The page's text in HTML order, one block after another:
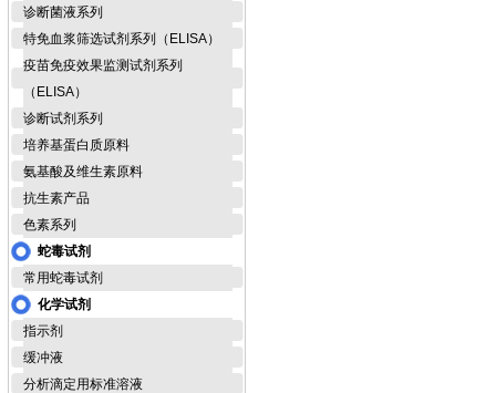
诊断菌液系列
特免血浆筛选试剂系列（ELISA）
疫苗免疫效果监测试剂系列
（ELISA）
诊断试剂系列
培养基蛋白质原料
氨基酸及维生素原料
抗生素产品
色素系列
蛇毒试剂
常用蛇毒试剂
化学试剂
指示剂
缓冲液
分析滴定用标准溶液